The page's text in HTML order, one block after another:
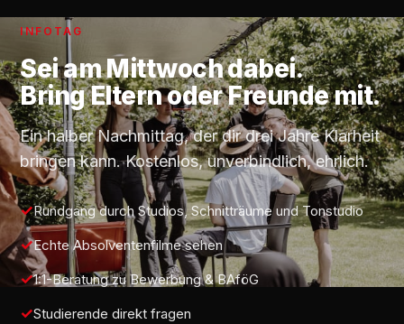
INFOTAG
Sei amMittwochdabei.
Bring Eltern oder Freunde mit.
Ein halber Nachmittag, der dir drei Jahre Klarheit
bringen kann. Kostenlos, unverbindlich, ehrlich.
Rundgang durch Studios, Schnitträume und Tonstudio
Echte Absolventenfilme sehen
1:1-Beratung zu Bewerbung & BAföG
Studierende direkt fragen